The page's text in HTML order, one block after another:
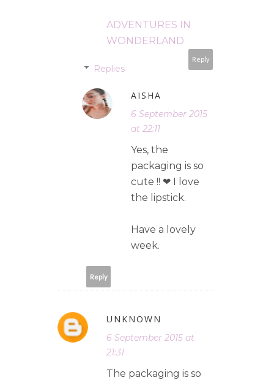
ADVENTURES IN
WONDERLAND
Reply
Replies
AISHA
6 September 2015
at 22:11
Yes, the
packaging is so
cute !! ❤ I love
the lipstick.
Have a lovely
week.
Reply
UNKNOWN
6 September 2015 at
21:31
The packaging is so